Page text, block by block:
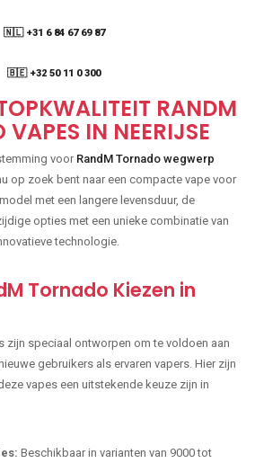
🇳🇱 +31 6 84 67 69 87
🇧🇪 +32 50 11 0 300
RANDM
VAPES IN NEERIJSE
voor RandM Tornado wegwerp
op zoek bent naar een compacte vape voor
met een langere levensduur, de
opties met een unieke combinatie van
technologie.
Tornado Kiezen in
zijn speciaal ontworpen om te voldoen aan
gebruikers als ervaren vapers. Hier zijn
vapes een uitstekende keuze zijn in
Beschikbaar in varianten van 9000 tot